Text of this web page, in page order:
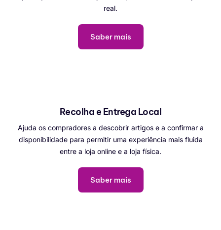
real.
Saber mais
Recolha e Entrega Local
Ajuda os compradores a descobrir artigos e a confirmar a
disponibilidade para permitir uma experiência mais fluida
entre a loja online e a loja física.
Saber mais